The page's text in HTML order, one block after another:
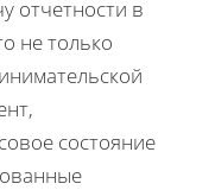
отчетности в
не только
состояние